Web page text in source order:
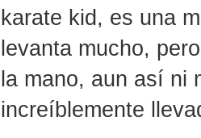
karate kid, es una
levanta mucho,
la mano, aun así ni
increíblemente